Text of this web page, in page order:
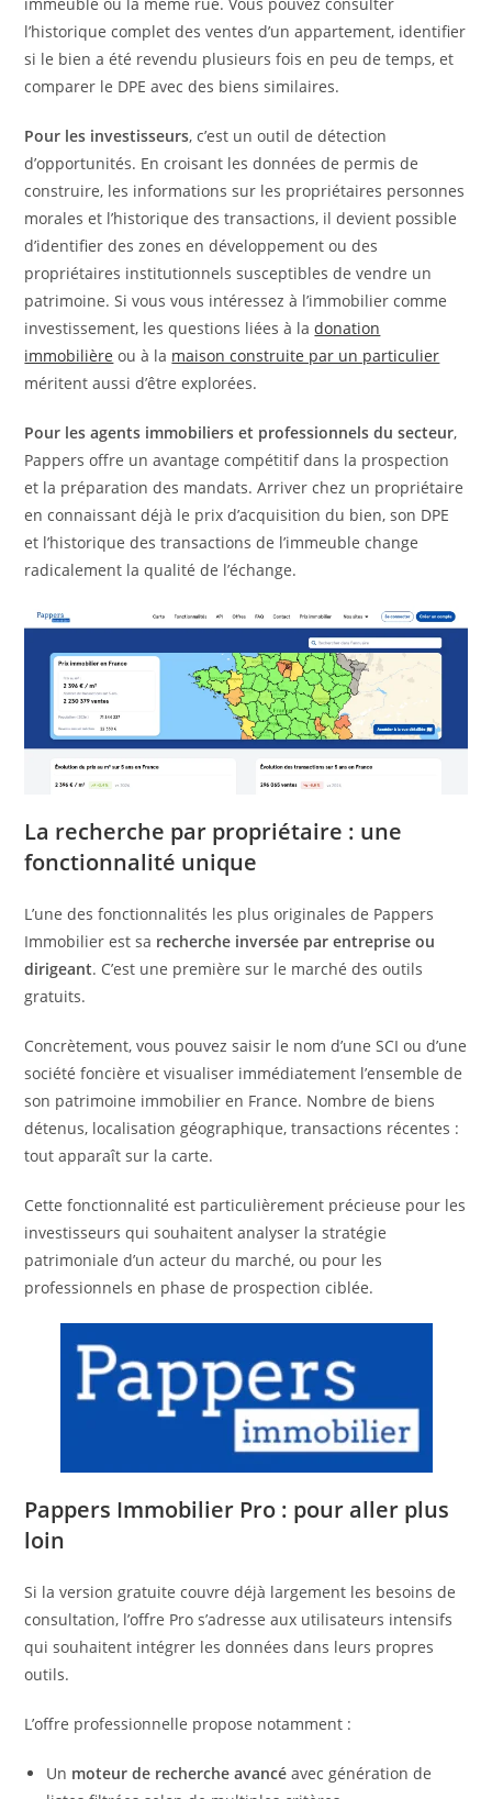
l’historique complet des ventes d’un appartement, identifier
si le bien a été revendu plusieurs fois en peu de temps, et
comparer le DPE avec des biens similaires.
Pour les investisseurs, c’est un outil de détection
d’opportunités. En croisant les données de permis de
construire, les informations sur les propriétaires personnes
morales et l’historique des transactions, il devient possible
d’identifier des zones en développement ou des
propriétaires institutionnels susceptibles de vendre un
patrimoine. Si vous vous intéressez à l’immobilier comme
investissement, les questions liées à ladonation
immobilière ou à la maison construite par un particulier
méritent aussi d’être explorées.
Pour les agents immobiliers et professionnels du secteur,
Pappers offre un avantage compétitif dans la prospection
et la préparation des mandats. Arriver chez un propriétaire
en connaissant déjà le prix d’acquisition du bien, son DPE
et l’historique des transactions de l’immeuble change
radicalement la qualité de l’échange.
La recherche par propriétaire : une
fonctionnalité unique
L’une des fonctionnalités les plus originales de Pappers
Immobilier est sa recherche inversée par entreprise ou
dirigeant. C’est une première sur le marché des outils
gratuits.
Concrètement, vous pouvez saisir le nom d’une SCI ou d’une
société foncière et visualiser immédiatement l’ensemble de
son patrimoine immobilier en France. Nombre de biens
détenus, localisation géographique, transactions récentes :
tout apparaît sur la carte.
Cette fonctionnalité est particulièrement précieuse pour les
investisseurs qui souhaitent analyser la stratégie
patrimoniale d’un acteur du marché, ou pour les
professionnels en phase de prospection ciblée.
Pappers Immobilier Pro : pour aller plus
loin
Si la version gratuite couvre déjà largement les besoins de
consultation, l’offre Pro s’adresse aux utilisateurs intensifs
qui souhaitent intégrer les données dans leurs propres
outils.
L’offre professionnelle propose notamment :
Un moteur de recherche avancé avec génération de